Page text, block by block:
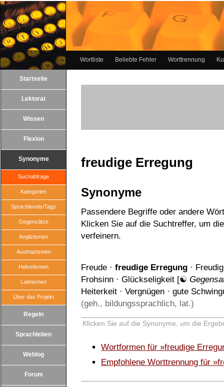
Wortliste Beliebte Fehler Worttrennung
Startseite
Lektorat
Wissen
Flexion
Synonyme
Suchabfrage
Kategorien
Sprachlevels/Tags
Gegensätze
Anglizismen
Austriazismen
Helvetismen
Latinismen
Über das Projekt
Regeln
Sprachleben
Weblog
Forum
freudige Erregung
Synonyme
Passendere Begriffe oder andere
Klicken Sie auf die Suchtreffer, um
verfeinern.
Freude · freudige Erregung ·
Frohsinn · Glückseligkeit [☯
Heiterkeit · Vergnügen · gute
(geh., bildungssprachlich, lat.)
Klicken Sie auf die Synonyme, um die
Wortformen für »freudige
Empfohlene Worttrennung für